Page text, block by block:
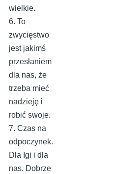
wielkie.
6. To
zwycięstwo
jest jakimś
przesłaniem
dla nas, że
trzeba mieć
nadzieję i
robić swoje.
7. Czas na
odpoczynek.
Dla Igi i dla
nas. Dobrze